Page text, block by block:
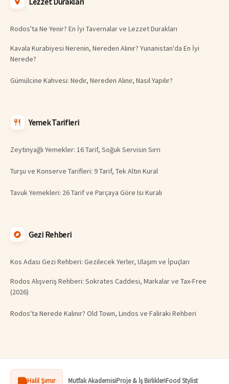
Rodos'ta Ne Yenir? En İyi Tavernalar ve Lezzet Durakları
Kavala Kurabiyesi Nerenin, Nereden Alınır? Yunanistan'da En İyi
Nerede?
Gümülcine Kahvesi: Nedir, Nereden Alınır, Nasıl Yapılır?
Yemek Tarifleri
Zeytinyağlı Yemekler: 16 Tarif, Soğuk Servisin Sırrı
Turşu ve Konserve Tarifleri: 9 Tarif, Tek Altın Kural
Tavuk Yemekleri: 26 Tarif ve Parçaya Göre Isı Kuralı
Gezi Rehberi
Kos Adası Gezi Rehberi: Gezilecek Yerler, Ulaşım ve İpuçları
Rodos Alışveriş Rehberi: Sokrates Caddesi, Markalar ve Tax-Free
(2026)
Rodos'ta Nerede Kalınır? Old Town, Lindos ve Faliraki Rehberi
Halil Şımır Mutfak AkademisiProje & İş BirlikleriFood Stylist